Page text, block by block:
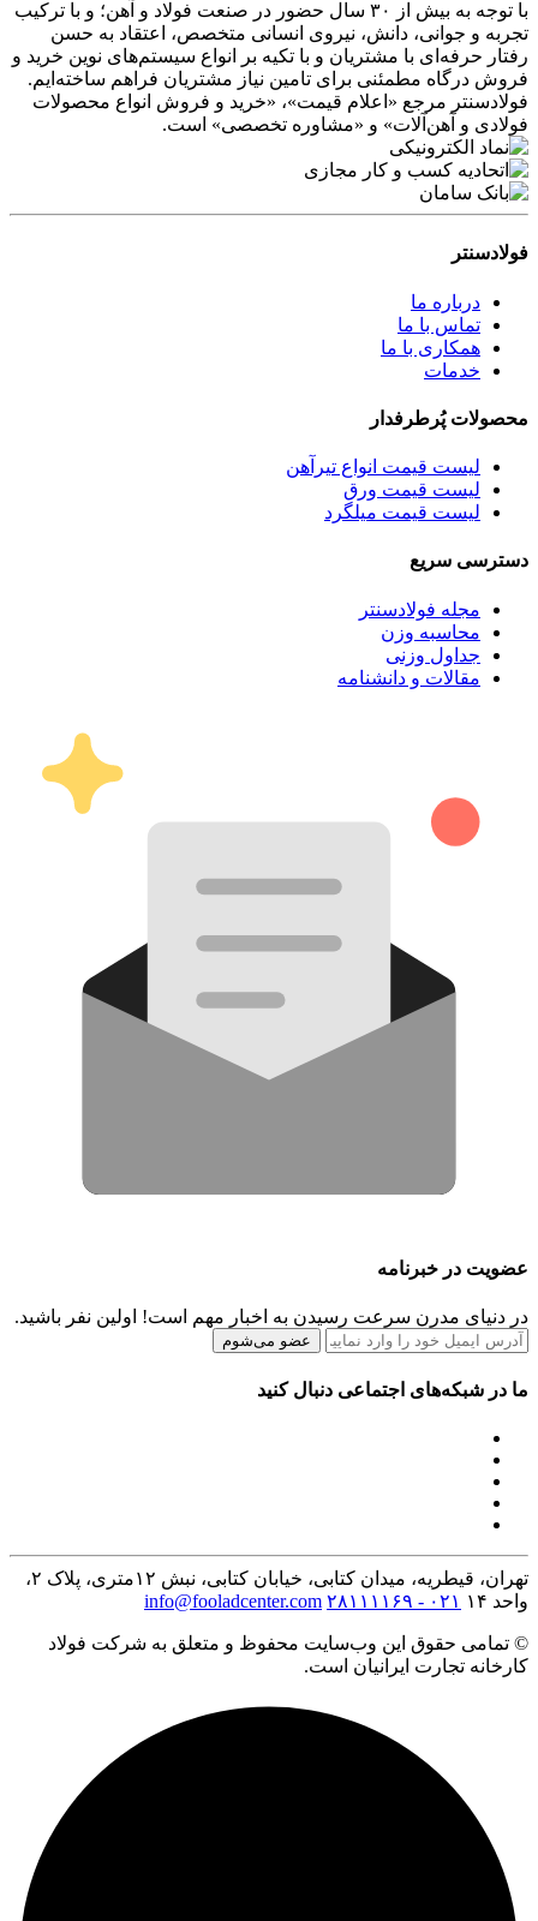
با توجه به بیش از ۳۰ سال حضور در صنعت فولاد و آهن؛ و با ترکیب
تجربه و جوانی، دانش، نیروی انسانی متخصص، اعتقاد به حسن
رفتار حرفه‌ای با مشتریان و با تکیه بر انواع سیستم‌های نوین خرید و
فروش درگاه مطمئنی برای تامین نیاز مشتریان فراهم ساخته‌ایم.
فولادسنتر مرجع «اعلام قیمت»، «خرید و فروش انواع محصولات
فولادی و آهن‌آلات» و «مشاوره تخصصی» است.
فولادسنتر
درباره ما
تماس با ما
همکاری با ما
خدمات
محصولات پُرطرفدار
لیست قیمت انواع تیرآهن
لیست قیمت ورق
لیست قیمت میلگرد
دسترسی سریع
مجله فولادسنتر
محاسبه وزن
جداول وزنی
مقالات و دانشنامه
عضویت در خبرنامه
در دنیای مدرن سرعت رسیدن به اخبار مهم است! اولین نفر باشید.
عضو می‌شوم
ما در شبکه‌های اجتماعی دنبال کنید
تهران، قیطریه، میدان کتابی، خیابان کتابی، نبش ۱۲متری، پلاک ۲،
واحد ۱۴
۰۲۱ - ۲۸۱۱۱۱۶۹ info@fooladcenter.com
© تمامی حقوق این وب‌سایت محفوظ و متعلق به شرکت فولاد
کارخانه تجارت ایرانیان است.